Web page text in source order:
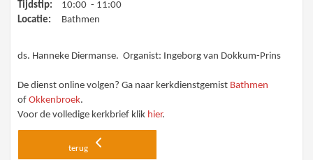
Tijdstip:
10:00 - 11:00
Locatie:
Bathmen
ds. Hanneke Diermanse. Organist: Ingeborg van Dokkum-Prins
De dienst online volgen? Ga naar kerkdienstgemist Bathmen
ofOkkenbroek.
Voor de volledige kerkbrief klik hier.
terug